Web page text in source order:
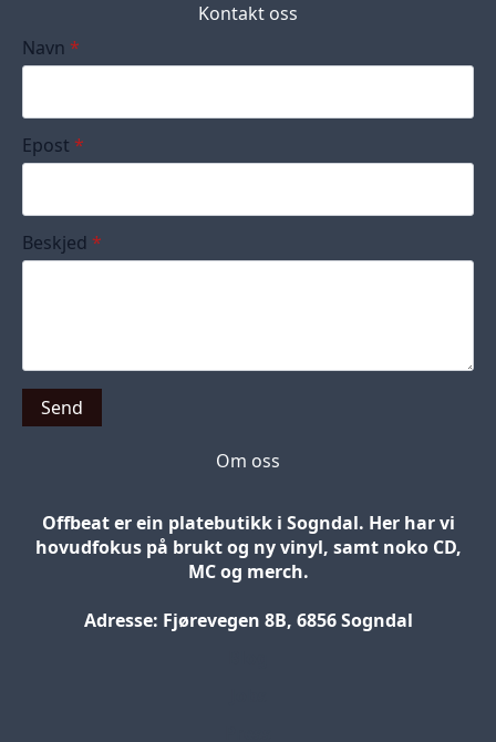
Kontakt oss
Navn *
Epost *
Beskjed *
Send
Om oss
Offbeat er ein platebutikk i Sogndal. Her har vi
hovudfokus på brukt og ny vinyl, samt noko CD,
MC og merch.
Adresse: Fjørevegen 8B, 6856 Sogndal